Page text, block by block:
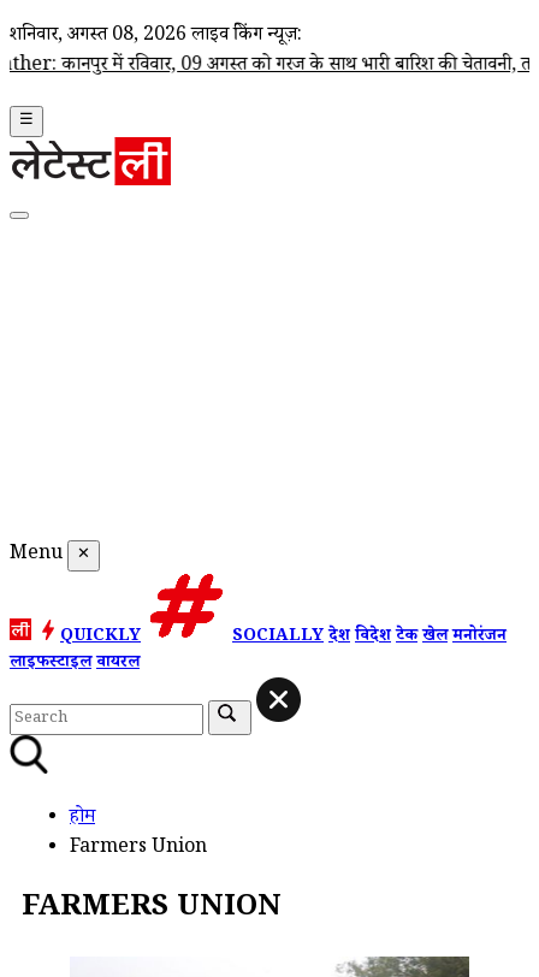
शनिवार, अगस्त 08, 2026 लाइव ब्रेकिंग न्यूज़:
रविवार, 09 अगस्त को गरज के साथ भारी बारिश की चेतावनी, तापमान
☰
Menu ✕
QUICKLY SOCIALLYदेशविदेशटेकखेलमनोरंजन
लाइफस्टाइलवायरल
होम
Farmers Union
FARMERS UNION